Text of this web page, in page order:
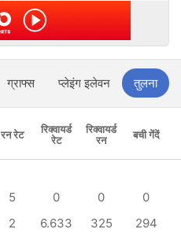
ग्राफ्स प्लेइंग इलेवन तुलना
रन रेट
रिक्वायर्ड
रेट
रिक्वायर्ड
रन
बची गेंदें
5 0 0
0
2 6.633 325 294